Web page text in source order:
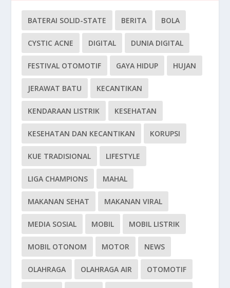
BATERAI SOLID-STATE BERITA BOLA
CYSTIC ACNE DIGITAL DUNIA DIGITAL
FESTIVAL OTOMOTIF GAYA HIDUP HUJAN
JERAWAT BATU KECANTIKAN
KENDARAAN LISTRIK KESEHATAN
KESEHATAN DAN KECANTIKAN KORUPSI
KUE TRADISIONAL LIFESTYLE
LIGA CHAMPIONS MAHAL
MAKANAN SEHAT MAKANAN VIRAL
MEDIA SOSIAL MOBIL MOBIL LISTRIK
MOBIL OTONOM MOTOR NEWS
OLAHRAGA OLAHRAGA AIR OTOMOTIF